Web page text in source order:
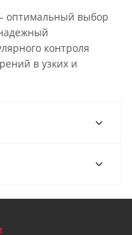
оптимальный выбор
контроля
в узких и